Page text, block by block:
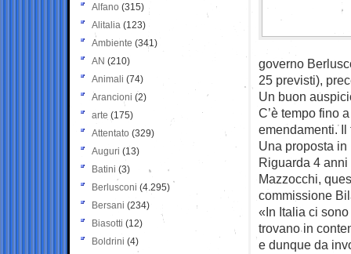
governo
25 previsti),
Un buon
C’è tempo fino
emendamenti. Il
Una proposta
Riguarda 4
Mazzocchi,
commissione
«In Italia ci
trovano in
e dunque da
Alfano (315)
Alitalia (123)
Ambiente (341)
AN (210)
Animali (74)
Arancioni (2)
arte (175)
Attentato (329)
Auguri (13)
Batini (3)
Berlusconi (4.295)
Bersani (234)
Biasotti (12)
Boldrini (4)